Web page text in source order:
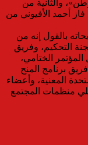
والثانية من
أحمد الأفيوني من
بالقول إنه من
التحكيم، وفريق
الختامي،
برنامج المنح
المعنية، وأعضاء
منظمات المجتمع